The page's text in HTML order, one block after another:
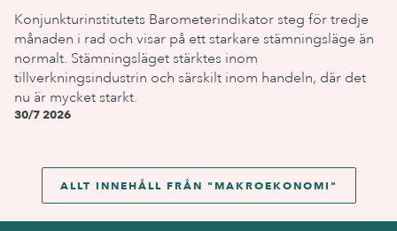
Konjunkturinstitutets Barometerindikator steg för tredje
månaden i rad och visar på ett starkare stämningsläge än
normalt. Stämningsläget stärktes inom
tillverkningsindustrin och särskilt inom handeln, där det
nu är mycket starkt.
30/7 2026
ALLT INNEHÅLL FRÅN " MAKROEKONOMI "